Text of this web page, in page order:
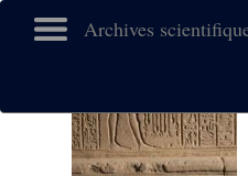
Archives